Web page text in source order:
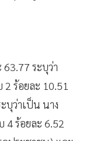
นุชา บูรพชัยศรี
ระบุว่า
ร้อยละ 10.51
บุว่าเป็น นาง